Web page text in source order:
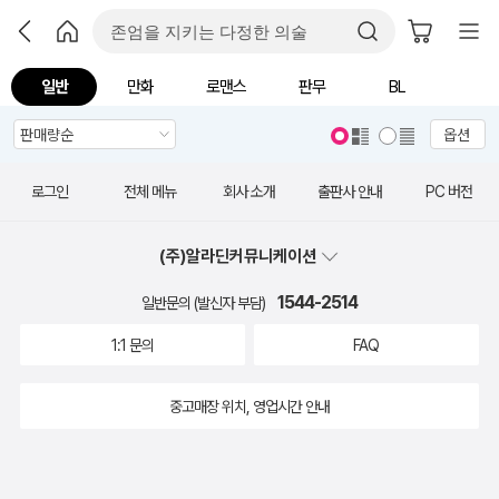
일반 만화 로맨스 판무 BL
옵션
로그인 전체 메뉴 회사 소개 출판사 안내 PC 버전
(주)알라딘커뮤니케이션
일반문의 (발신자 부담) 1544-2514
1:1 문의 FAQ
중고매장 위치, 영업시간 안내